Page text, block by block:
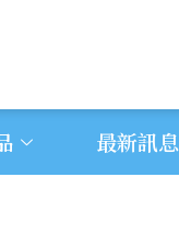
最新訊息